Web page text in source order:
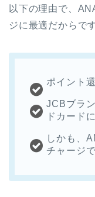
以下の理由で、
ジに最適だからです
ポイント
JCBブラ
ドカード
しかも、
チャージ